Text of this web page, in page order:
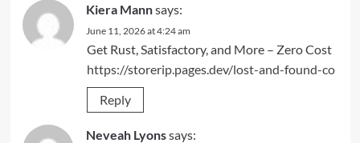
Kiera Mannsays:
June 11, 2026 at 4:24 am
Get Rust, Satisfactory, and More – Zero Cost
https://storerip.pages.dev/lost-and-found-co
Reply
Neveah Lyonssays: